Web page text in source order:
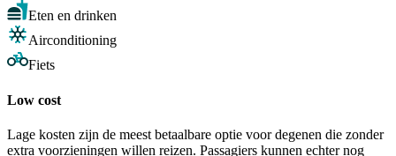
Eten en drinken
Airconditioning
Fiets
Low cost
Lage kosten zijn de meest betaalbare optie voor degenen die zonder
extra voorzieningen willen reizen. Passagiers kunnen echter nog